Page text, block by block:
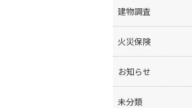
建物調査
火災保険
お知らせ
未分類